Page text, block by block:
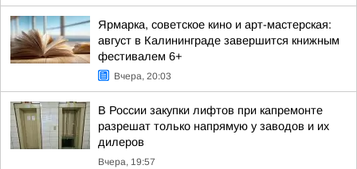
Ярмарка, советское кино и арт-мастерская:
август в Калининграде завершится книжным
фестивалем 6+
Вчера, 20:03
В России закупки лифтов при капремонте
разрешат только напрямую у заводов и их
дилеров
Вчера, 19:57